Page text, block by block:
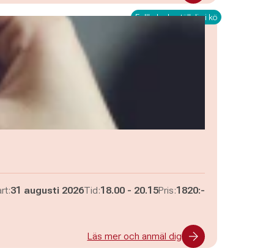
Fullbokad - ställ dig i kö
31 augusti 2026Tid:Pågår mellan
18.00 - och
20.15Pris:1820:-
Läs mer och anmäl dig